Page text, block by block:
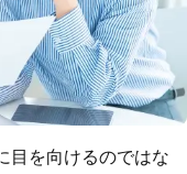
目を向けるのではな